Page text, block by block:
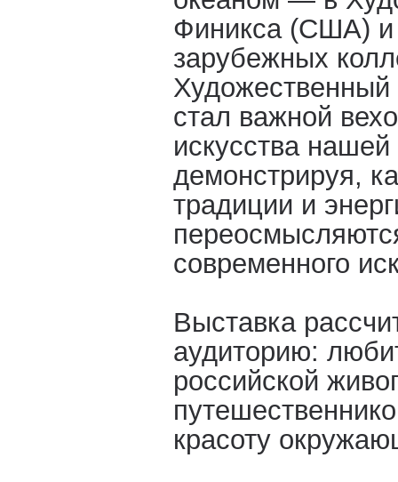
Финикса (США) и
зарубежных
Художественный
стал важной
искусства
демонстрируя,
традиции и
современного
Выставка
аудиторию:
российской
красоту